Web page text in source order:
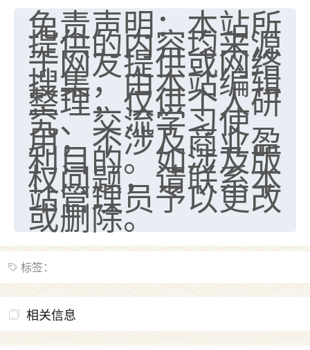
免责声明：本站所
提供的内容均来源
于网友提供或网络
搜集，由本站编辑
整理，仅供个人研
究、交流学习使
用，不涉及商业盈
利目的。如涉及版
权问题，请联系本
站管理员予以更改
或删除。
标签：
相关信息